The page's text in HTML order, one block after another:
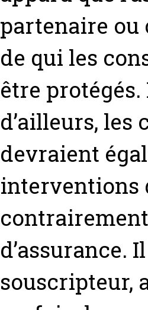
partenaire ou
de qui les
être
d’ailleurs, les
devraient
interventions
d’assurance.
souscripteur,